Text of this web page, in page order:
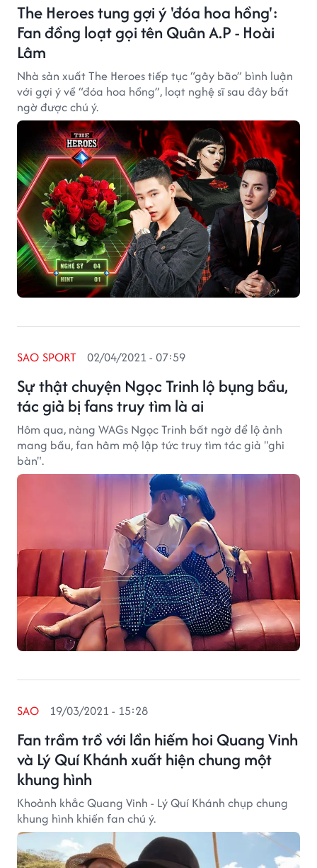
The Heroes tung gợi ý 'đóa hoa hồng':
Fan đồng loạt gọi tên Quân A.P - Hoài
Lâm
Nhà sản xuất The Heroes tiếp tục “gây bão” bình luận
với gợi ý về “đóa hoa hồng”, loạt nghệ sĩ sau đây bất
ngờ được chú ý.
Sự thật chuyện Ngọc Trinh lộ bụng bầu,
tác giả bị fans truy tìm là ai
SAO SPORT 02/04/2021 - 07:59
Hôm qua, nàng WAGs Ngọc Trinh bất ngờ để lộ ảnh
mang bầu, fan hâm mộ lập tức truy tìm tác giả "ghi
bàn".
Fan trầm trồ với lần hiếm hoi Quang Vinh
và Lý Quí Khánh xuất hiện chung một
khung hình
SAO 19/03/2021 - 15:28
Khoảnh khắc Quang Vinh - Lý Quí Khánh chụp chung
khung hình khiến fan chú ý.